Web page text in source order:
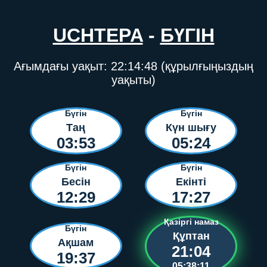
UCHTEPA- БҮГІН
Ағымдағы уақыт: 22:14:48 (құрылғыңыздың
уақыты)
Бүгін
Таң
03:53
Бүгін
Күн шығу
05:24
Бүгін
Бесін
12:29
Бүгін
Екінті
17:27
Бүгін
Ақшам
19:37
Қазіргі намаз
Құптан
21:04